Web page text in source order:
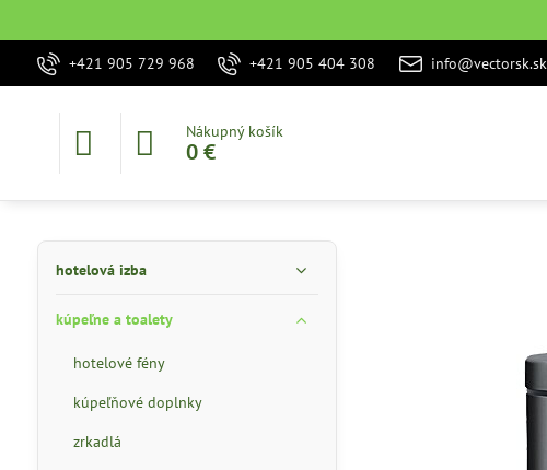
+421 905 729 968 +421 905 404 308 info@vectorsk.sk
Nákupný košík
0 €
hotelová izba
kúpeľne a toalety
hotelové fény
kúpeľňové doplnky
zrkadlá